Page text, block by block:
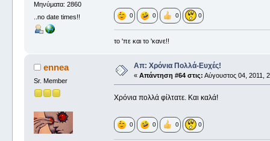
Μηνύματα: 2860
..no date times!!
0 0 0 0
το 'πε και το 'κανε!!
ennea
Sr. Member
Απ: Χρόνια Πολλά-Ευχές!
« Απάντηση #64 στις: Αύγουστος 04, 2011,
Χρόνια πολλά φίλτατε. Και καλά!
0 0 0 0